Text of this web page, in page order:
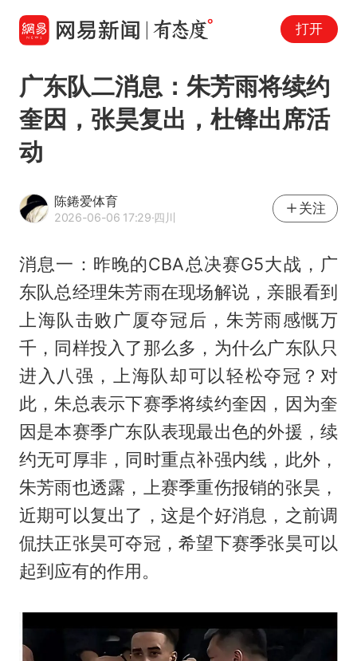
打开
广东队二消息：朱芳雨将续约
奎因，张昊复出，杜锋出席活
动
陈錈爱体育
2026-06-06 17:29·四川
关注
消息一：昨晚的CBA总决赛G5大战，广
东队总经理朱芳雨在现场解说，亲眼看到
上海队击败广厦夺冠后，朱芳雨感慨万
千，同样投入了那么多，为什么广东队只
进入八强，上海队却可以轻松夺冠？对
此，朱总表示下赛季将续约奎因，因为奎
因是本赛季广东队表现最出色的外援，续
约无可厚非，同时重点补强内线，此外，
朱芳雨也透露，上赛季重伤报销的张昊，
近期可以复出了，这是个好消息，之前调
侃扶正张昊可夺冠，希望下赛季张昊可以
起到应有的作用。